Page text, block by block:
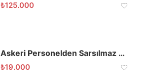
₺125.000
Askeri Personelden Sarsılmaz ST10
₺19.000